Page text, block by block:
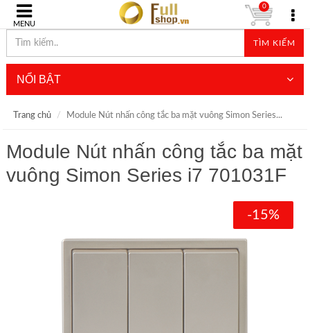
MENU
TÌM KIẾM
0
NỔI BẬT
Trang chủ Module Nút nhấn công tắc ba mặt vuông Simon Series...
Module Nút nhấn công tắc ba mặt
vuông Simon Series i7 701031F
-15%